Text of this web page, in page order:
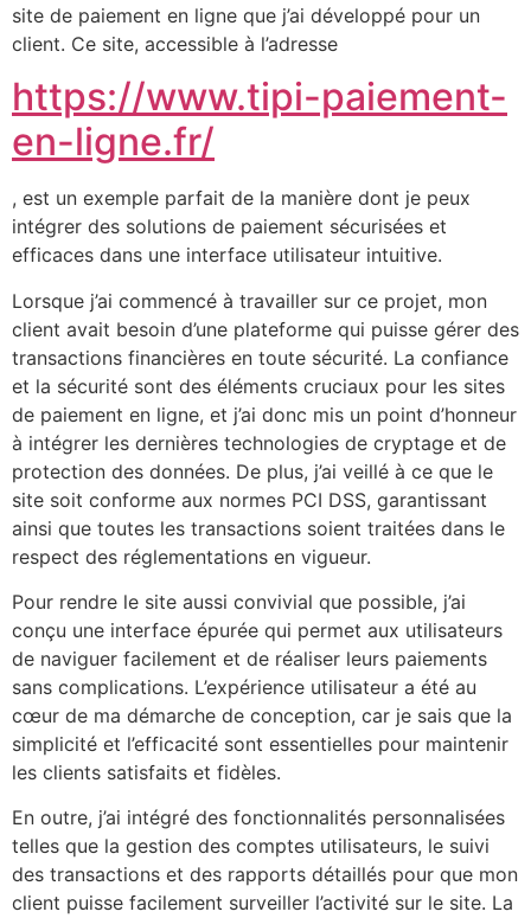
site de paiement en ligne que j’ai développé pour un
client. Ce site, accessible à l’adresse
https://www.tipi-paiement-
en-ligne.fr/
, est un exemple parfait de la manière dont je peux
intégrer des solutions de paiement sécurisées et
efficaces dans une interface utilisateur intuitive.
Lorsque j’ai commencé à travailler sur ce projet, mon
client avait besoin d’une plateforme qui puisse gérer des
transactions financières en toute sécurité. La confiance
et la sécurité sont des éléments cruciaux pour les sites
de paiement en ligne, et j’ai donc mis un point d’honneur
à intégrer les dernières technologies de cryptage et de
protection des données. De plus, j’ai veillé à ce que le
site soit conforme aux normes PCI DSS, garantissant
ainsi que toutes les transactions soient traitées dans le
respect des réglementations en vigueur.
Pour rendre le site aussi convivial que possible, j’ai
conçu une interface épurée qui permet aux utilisateurs
de naviguer facilement et de réaliser leurs paiements
sans complications. L’expérience utilisateur a été au
cœur de ma démarche de conception, car je sais que la
simplicité et l’efficacité sont essentielles pour maintenir
les clients satisfaits et fidèles.
En outre, j’ai intégré des fonctionnalités personnalisées
telles que la gestion des comptes utilisateurs, le suivi
des transactions et des rapports détaillés pour que mon
client puisse facilement surveiller l’activité sur le site. La